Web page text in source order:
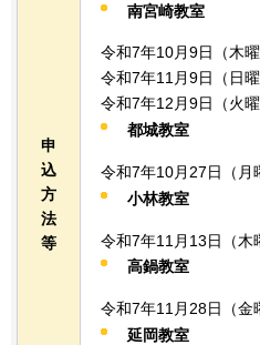
申
込
方
法
等
南宮崎教室
令和7年10月9日（木
令和7年11月9日（日
令和7年12月9日（火
都城教室
令和7年10月27日（
小林教室
令和7年11月13日（
高鍋教室
令和7年11月28日（
延岡教室